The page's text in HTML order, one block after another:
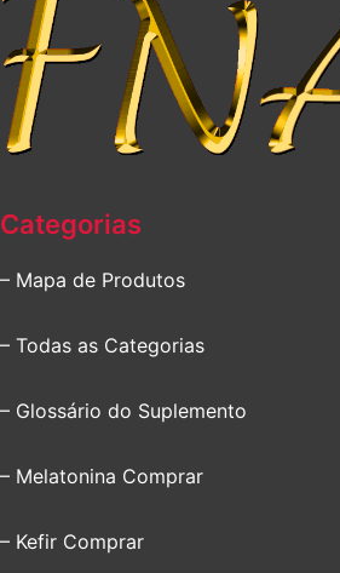
Categorias
– Mapa de Produtos
– Todas as Categorias
– Glossário do Suplemento
– Melatonina Comprar
– Kefir Comprar